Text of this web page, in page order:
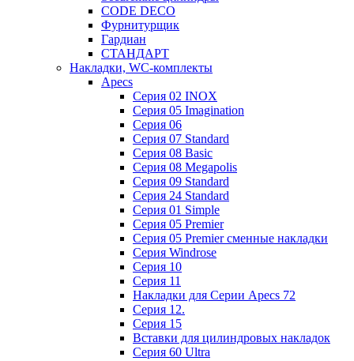
CODE DECO
Фурнитурщик
Гардиан
СТАНДАРТ
Накладки, WC-комплекты
Apecs
Cерия 02 INOX
Cерия 05 Imagination
Cерия 06
Cерия 07 Standard
Cерия 08 Basic
Cерия 08 Megapolis
Cерия 09 Standard
Cерия 24 Standard
Серия 01 Simple
Серия 05 Premier
Серия 05 Premier сменные накладки
Cерия Windrose
Серия 10
Серия 11
Накладки для Серии Apecs 72
Серия 12.
Серия 15
Вставки для цилиндровых накладок
Серия 60 Ultra